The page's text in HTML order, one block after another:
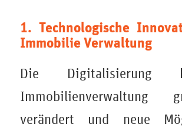
1. Technologische
Immobilie Verwaltung
Die
Immobilienverwaltung
verändert und neue